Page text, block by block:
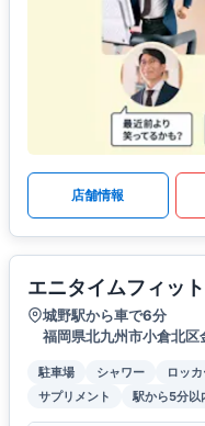
店舗情報
エニタイムフィッ
城野駅から車で6分
福岡県北九州市小倉北
駐車場 シャワー ロッ
サプリメント
駅から5分以